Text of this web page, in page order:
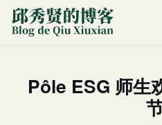
Pôle ESG 师生